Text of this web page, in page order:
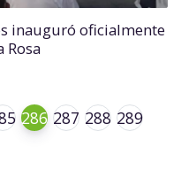
inauguró oficialmente
Rosa
286 287 288 289